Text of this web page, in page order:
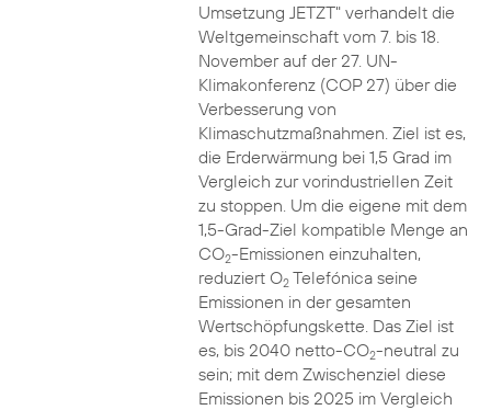
Umsetzung JETZT" verhandelt die
Weltgemeinschaft vom 7. bis 18.
November auf der 27. UN-
Klimakonferenz (COP 27) über die
Verbesserung von
Klimaschutzmaßnahmen. Ziel ist es,
die Erderwärmung bei 1,5 Grad im
Vergleich zur vorindustriellen Zeit
zu stoppen. Um die eigene mit dem
1,5-Grad-Ziel kompatible Menge an
CO2-Emissionen einzuhalten,
reduziert O2Telefónica seine
Emissionen in der gesamten
Wertschöpfungskette. Das Ziel ist
es, bis 2040 netto-CO2-neutral zu
sein; mit dem Zwischenziel diese
Emissionen bis 2025 im Vergleich